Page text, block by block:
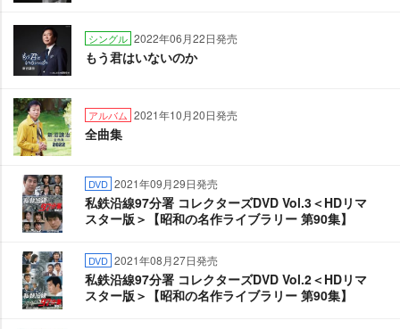
シングル 2022年06月22日発売
もう君はいないのか
アルバム 2021年10月20日発売
全曲集
DVD 2021年09月29日発売
私鉄沿線97分署 コレクターズDVD Vol.3＜HDリマ
スター版＞【昭和の名作ライブラリー 第90集】
DVD 2021年08月27日発売
私鉄沿線97分署 コレクターズDVD Vol.2＜HDリマ
スター版＞【昭和の名作ライブラリー 第90集】